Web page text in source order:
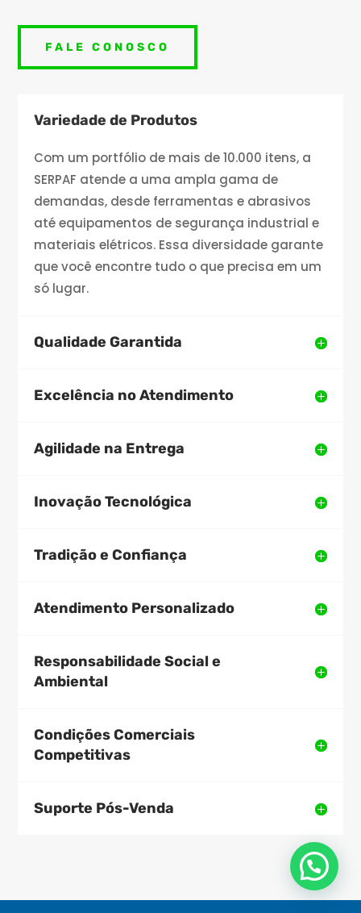
FALE CONOSCO
Variedade de Produtos
Com um portfólio de mais de 10.000 itens, a
SERPAF atende a uma ampla gama de
demandas, desde ferramentas e abrasivos
até equipamentos de segurança industrial e
materiais elétricos. Essa diversidade garante
que você encontre tudo o que precisa em um
só lugar.
Qualidade Garantida
Excelência no Atendimento
Agilidade na Entrega
Inovação Tecnológica
Tradição e Confiança
Atendimento Personalizado
Responsabilidade Social e
Ambiental
Condições Comerciais
Competitivas
Suporte Pós-Venda